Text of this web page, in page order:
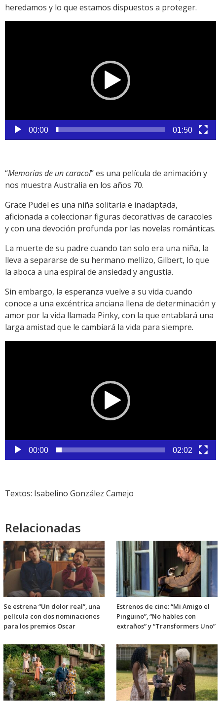
heredamos y lo que estamos dispuestos a proteger.
00:00 01:50
“Memorias de un caracol” es una película de animación y
nos muestra Australia en los años 70.
Grace Pudel es una niña solitaria e inadaptada,
aficionada a coleccionar figuras decorativas de caracoles
y con una devoción profunda por las novelas románticas.
La muerte de su padre cuando tan solo era una niña, la
lleva a separarse de su hermano mellizo, Gilbert, lo que
la aboca a una espiral de ansiedad y angustia.
Sin embargo, la esperanza vuelve a su vida cuando
conoce a una excéntrica anciana llena de determinación y
amor por la vida llamada Pinky, con la que entablará una
larga amistad que le cambiará la vida para siempre.
00:00 02:02
Textos: Isabelino González Camejo
Relacionadas
Se estrena “Un dolor real”, una
película con dos nominaciones
para los premios Oscar
Estrenos de cine: “Mi Amigo el
Pingüino”, “No hables con
extraños” y “Transformers Uno”